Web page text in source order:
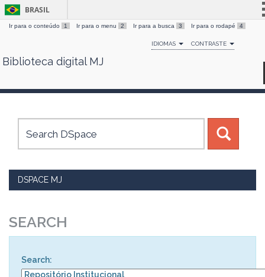
Skip
BRASIL
Simplifique!
Comunica BR
Canais
Ir para o conteúdo 1 Ir para o menu 2 Ir para a busca 3 Ir para o rodapé 4
IDIOMAS CONTRASTE
Biblioteca digital MJ
DSPACE MJ
SEARCH
Search: